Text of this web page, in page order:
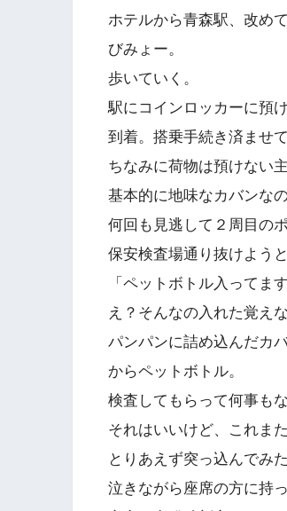
ホテルから青森駅、改め
びみょー。
歩いていく。
駅にコインロッカーに預
到着。搭乗手続き済ませ
ちなみに荷物は預けない主
基本的に地味なカバンな
何回も見逃して２周目の
保安検査場通り抜けよう
「ペットボトル入ってま
え？そんなの入れた覚え
パンパンに詰め込んだカ
からペットボトル。
検査してもらって何事もな
それはいいけど、これま
とりあえず突っ込んでみ
泣きながら座席の方に持